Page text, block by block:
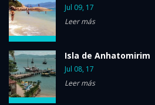
Jul 09, 17
Leer más
Isla de Anhatomirim
Jul 08, 17
Leer más